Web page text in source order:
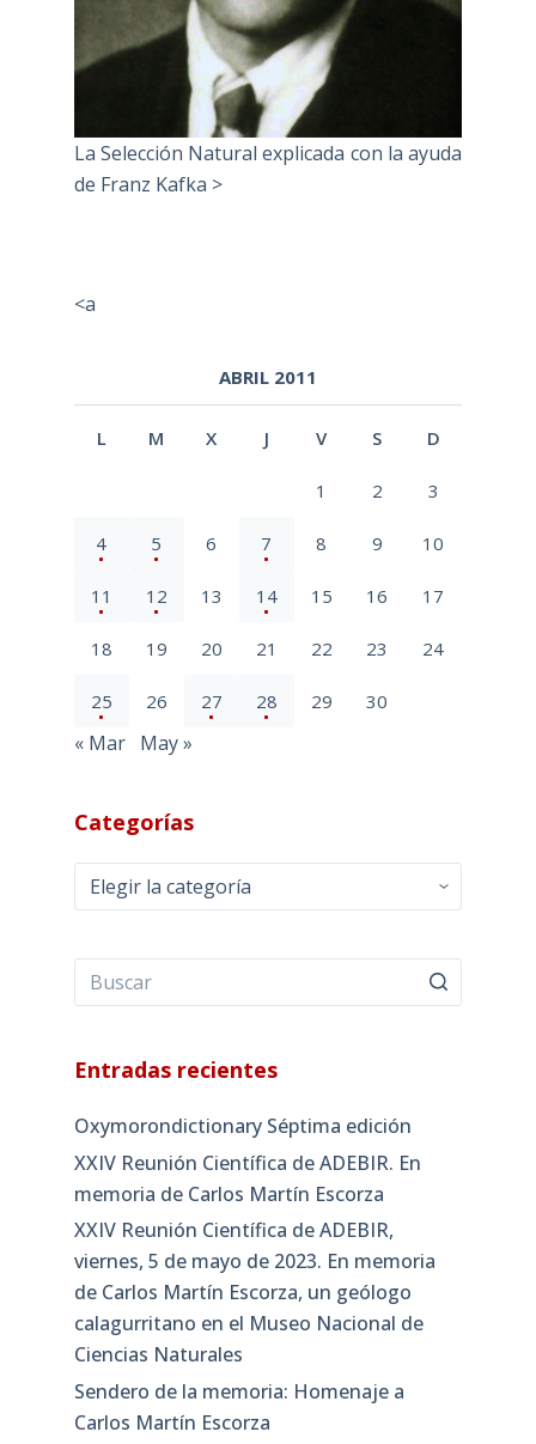
La Selección Natural explicada con la ayuda
de Franz Kafka >
<a
ABRIL 2011
L M X J V S D
1 2 3
4 5 6 7 8 9 10
11 12 13 14 15 16 17
18 19 20 21 22 23 24
25 26 27 28 29 30
« Mar May »
Categorías
Categorías
Entradas recientes
Oxymorondictionary Séptima edición
XXIV Reunión Científica de ADEBIR. En
memoria de Carlos Martín Escorza
XXIV Reunión Científica de ADEBIR,
viernes, 5 de mayo de 2023. En memoria
de Carlos Martín Escorza, un geólogo
calagurritano en el Museo Nacional de
Ciencias Naturales
Sendero de la memoria: Homenaje a
Carlos Martín Escorza